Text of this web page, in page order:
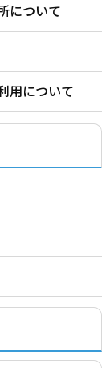
について
用について